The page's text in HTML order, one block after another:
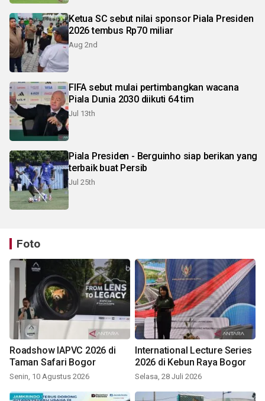
Ketua SC sebut nilai sponsor Piala Presiden
2026 tembus Rp70 miliar
Aug 2nd
FIFA sebut mulai pertimbangkan wacana
Piala Dunia 2030 diikuti 64 tim
Jul 13th
Piala Presiden - Berguinho siap berikan yang
terbaik buat Persib
Jul 25th
Foto
Roadshow IAPVC 2026 di
Taman Safari Bogor
Senin, 10 Agustus 2026
International Lecture Series
2026 di Kebun Raya Bogor
Selasa, 28 Juli 2026